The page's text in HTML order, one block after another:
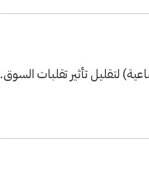
لتقليل تأثير تقلبات السوق.